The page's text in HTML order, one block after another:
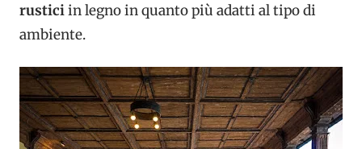
rusticiin legno in quanto più adatti al tipo di
ambiente.